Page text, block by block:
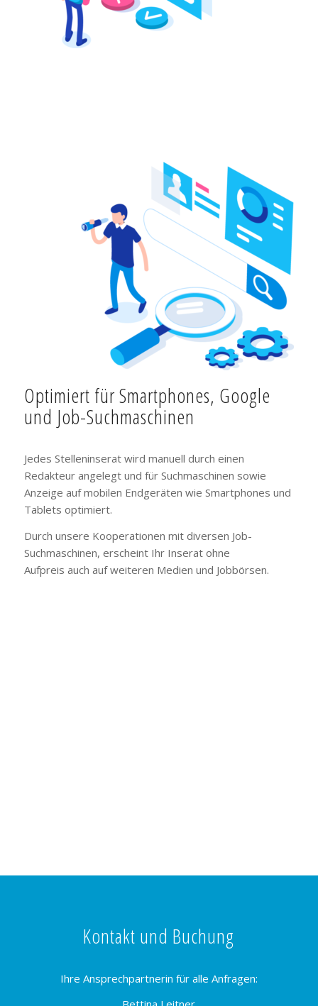
Optimiert für Smartphones, Google
und Job-Suchmaschinen
Jedes Stelleninserat wird manuell durch einen
Redakteur angelegt und für Suchmaschinen sowie
Anzeige auf mobilen Endgeräten wie Smartphones und
Tablets optimiert.
Durch unsere Kooperationen mit diversen Job-
Suchmaschinen, erscheint Ihr Inserat ohne
Aufpreis auch auf weiteren Medien und Jobbörsen.
Kontakt und Buchung
Ihre Ansprechpartnerin für alle Anfragen: